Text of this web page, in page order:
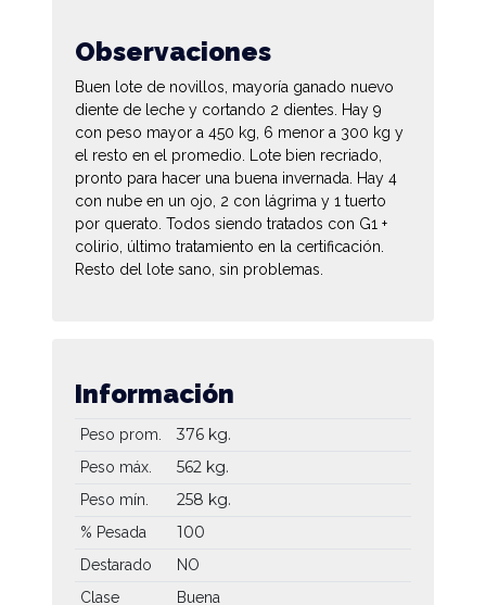
Observaciones
Buen lote de novillos, mayoría ganado nuevo
diente de leche y cortando 2 dientes. Hay 9
con peso mayor a 450 kg, 6 menor a 300 kg y
el resto en el promedio. Lote bien recriado,
pronto para hacer una buena invernada. Hay 4
con nube en un ojo, 2 con lágrima y 1 tuerto
por querato. Todos siendo tratados con G1 +
colirio, último tratamiento en la certificación.
Resto del lote sano, sin problemas.
Información
Peso prom. 376 kg.
Peso máx. 562 kg.
Peso mín. 258 kg.
% Pesada 100
Destarado
NO
Clase
Buena